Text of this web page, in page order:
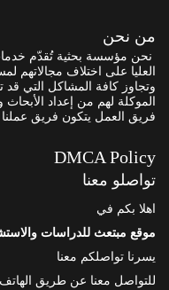
من نحن
نحن مؤسسة بحثية تُقدّم
العليا على اختلاف مجالاتهم
وتجاوز كافة المشاكل التي قد
الموكلة لهم من إعداد الأبحاث
فريق العمل يتكون فريق عملنا
DMCA Policy
تواصلو معنا
اهلا بكم في
موقع مبتعث للدراسات
يسرنا تواصلكم معنا
للتواصل معنا عن طريق الهاتف